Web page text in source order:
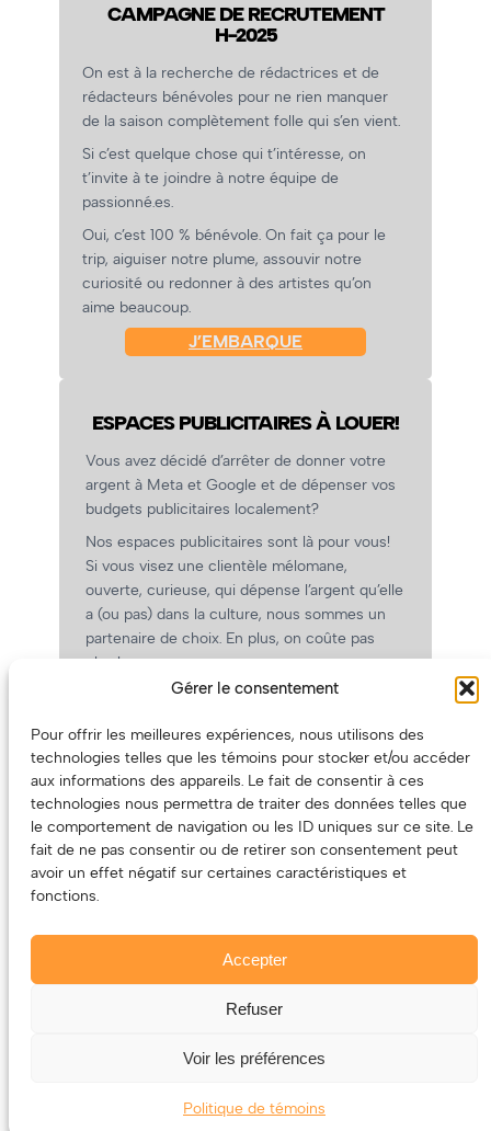
Gérer le consentement
Pour offrir les meilleures expériences, nous utilisons des
technologies telles que les témoins pour stocker et/ou accéder
aux informations des appareils. Le fait de consentir à ces
technologies nous permettra de traiter des données telles que
le comportement de navigation ou les ID uniques sur ce site. Le
fait de ne pas consentir ou de retirer son consentement peut
avoir un effet négatif sur certaines caractéristiques et
fonctions.
Accepter
Refuser
Voir les préférences
Politique de témoins
CAMPAGNE DE RECRUTEMENT
H-2025
On est à la recherche de rédactrices et de
rédacteurs bénévoles pour ne rien manquer
de la saison complètement folle qui s’en vient.
Si c’est quelque chose qui t’intéresse, on
t’invite à te joindre à notre équipe de
passionné.es.
Oui, c’est 100 % bénévole. On fait ça pour le
trip, aiguiser notre plume, assouvir notre
curiosité ou redonner à des artistes qu’on
aime beaucoup.
J’EMBARQUE
ESPACES PUBLICITAIRES À LOUER!
Vous avez décidé d’arrêter de donner votre
argent à Meta et Google et de dépenser vos
budgets publicitaires localement?
Nos espaces publicitaires sont là pour vous!
Si vous visez une clientèle mélomane,
ouverte, curieuse, qui dépense l’argent qu’elle
a (ou pas) dans la culture, nous sommes un
partenaire de choix. En plus, on coûte pas
cher!
On prépare une grille tarifaire intéressante et
(Oui, on va avoir des tarifs spéciaux pour
vous, les artistes!)
Le contenu (texte et photos) appartient à ses créatrices et